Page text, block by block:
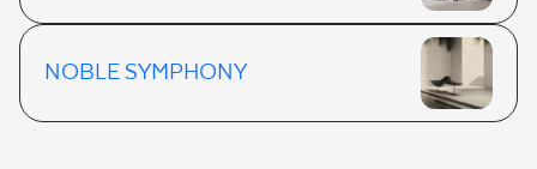
NOBLE SYMPHONY